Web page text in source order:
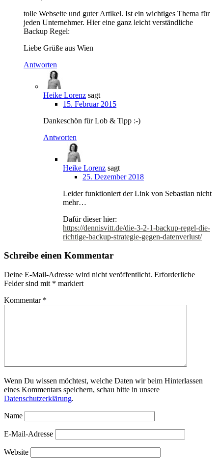
tolle Webseite und guter Artikel. Ist ein wichtiges Thema für
jeden Unternehmer. Hier eine ganz leicht verständliche
Backup Regel:
Liebe Grüße aus Wien
Antworten
Heike Lorenz sagt
15. Februar 2015
Dankeschön für Lob & Tipp :-)
Antworten
Heike Lorenz sagt
25. Dezember 2018
Leider funktioniert der Link von Sebastian nicht
mehr…
Dafür dieser hier:
https://dennisvitt.de/die-3-2-1-backup-regel-die-
richtige-backup-strategie-gegen-datenverlust/
Schreibe einen Kommentar
Deine E-Mail-Adresse wird nicht veröffentlicht. Erforderliche
Felder sind mit * markiert
Kommentar *
Wenn Du wissen möchtest, welche Daten wir beim Hinterlassen
eines Kommentars speichern, schau bitte in unsere
Datenschutzerklärung.
Name
E-Mail-Adresse
Website